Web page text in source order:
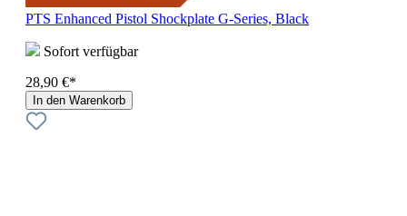
PTS Enhanced Pistol Shockplate G-Series, Black
Sofort verfügbar
28,90 €*
In den Warenkorb